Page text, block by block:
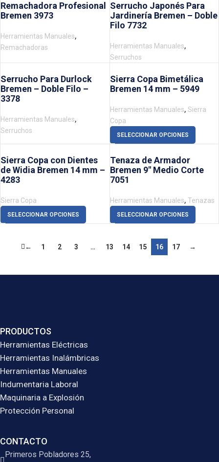
Remachadora Profesional
Bremen 3973
Herramientas Manuales,
Remachadoras
Serrucho Japonés Para
Jardinería Bremen – Doble
Filo 7732
Herramientas Manuales,
Serruchos
Serrucho Para Durlock
Bremen – Doble Filo –
3378
Herramientas Manuales,
Serruchos
Sierra Copa Bimetálica
Bremen 14 mm – 5949
Herramientas Manuales, Sierra
Copa
SELECCIONAR OPCIONES
Sierra Copa con Dientes
de Widia Bremen 14 mm –
4283
Sierra Copa
SELECCIONAR OPCIONES
Tenaza de Armador
Bremen 9″ Medio Corte
7051
Herramientas Manuales, Tenazas
SELECCIONAR OPCIONES
← 1 2 3 … 13 14 15 16 17 →
PRODUCTOS
Herramientas Eléctricas
Herramientas Inalámbricas
Herramientas Manuales
Indumentaria Laboral
Maquinaria a Explosión
Protección Personal
CONTACTO
Primeros Pobladores 25,